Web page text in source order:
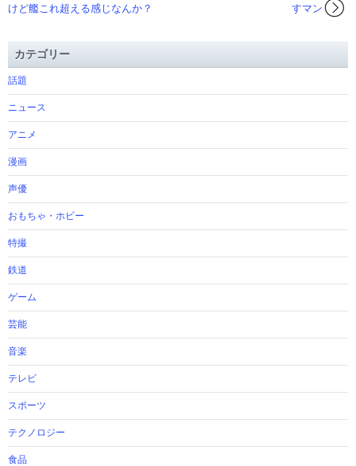
すマン
けど艦これ超える感じなんか？
カテゴリー
話題
ニュース
アニメ
漫画
声優
おもちゃ・ホビー
特撮
鉄道
ゲーム
芸能
音楽
テレビ
スポーツ
テクノロジー
食品